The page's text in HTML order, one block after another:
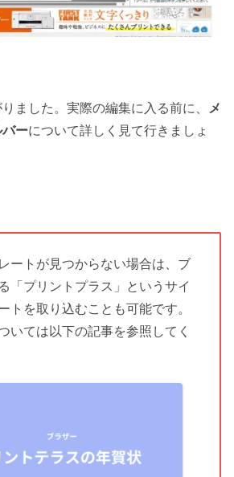
ました。実際の編集に入る前に、
メ
バーについて詳しく見て行きましょ
ートが見つからない場合は、ブ
「プリントプラス」というサイ
トを取り込むことも可能です。
いては以下の記事を参照してく